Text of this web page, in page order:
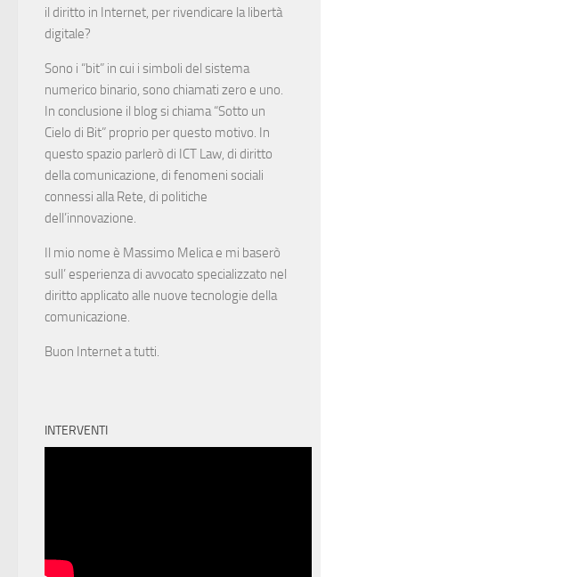
il diritto in Internet, per rivendicare la libertà
digitale?
Sono i “bit” in cui i simboli del sistema
numerico binario, sono chiamati zero e uno.
In conclusione il blog si chiama “Sotto un
Cielo di Bit” proprio per questo motivo. In
questo spazio parlerò di ICT Law, di diritto
della comunicazione, di fenomeni sociali
connessi alla Rete, di politiche
dell’innovazione.
Il mio nome è Massimo Melica e mi baserò
sull’ esperienza di avvocato specializzato nel
diritto applicato alle nuove tecnologie della
comunicazione.
Buon Internet a tutti.
INTERVENTI